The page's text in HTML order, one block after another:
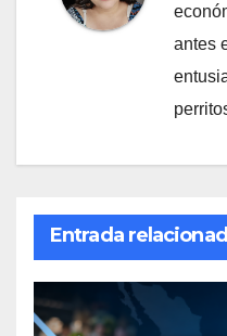
antes
Entrada